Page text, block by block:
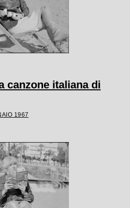
canzone italiana di
1967